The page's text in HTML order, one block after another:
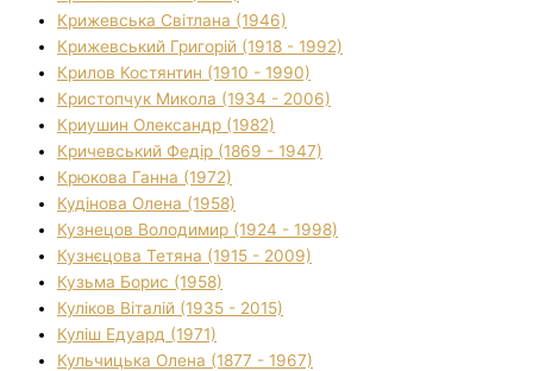
Крижевська Світлана (1946)
Крижевський Григорій (1918 - 1992)
Крилов Костянтин (1910 - 1990)
Кристопчук Микола (1934 - 2006)
Криушин Олександр (1982)
Кричевський Федір (1869 - 1947)
Крюкова Ганна (1972)
Кудінова Олена (1958)
Кузнецов Володимир (1924 - 1998)
Кузнєцова Тетяна (1915 - 2009)
Кузьма Борис (1958)
Куліков Віталій (1935 - 2015)
Куліш Едуард (1971)
Кульчицька Олена (1877 - 1967)